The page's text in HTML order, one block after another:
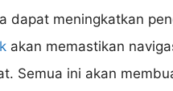
dapat meningkatkan
akan memastikan
Semua ini akan